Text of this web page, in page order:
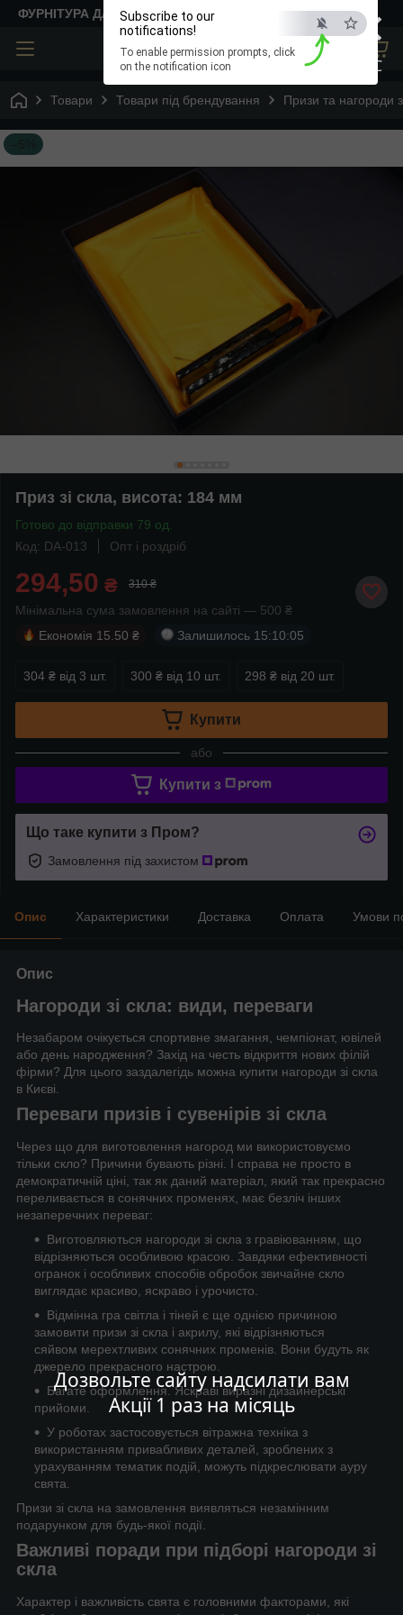
×
ESC
Дозвольте сайту надсилати вам
Акції 1 раз на місяць
Subscribe to our
notifications!
To enable permission prompts, click
on the notification icon
ФУРНІТУРА ДЛЯ ТВОРЧОСТІ
Товари Товари під брендування Призи та нагороди
Приз зі скла, висота: 184 мм
Готово до відправки 79 од.
Код: DA-013
Опт і роздріб
294,50 ₴ 310 ₴
Мінімальна сума замовлення на сайті — 500 ₴
Економія 15.50 ₴ Залишилось 15:10:05
304 ₴ від 3 шт. 300 ₴ від 10 шт. 298 ₴ від 20 шт.
Купити
або
Купити з
Що таке купити з Пром?
Замовлення під захистом
Опис Характеристики Доставка Оплата Умови
Опис
Нагороди зі скла: види, переваги
Незабаром очікується спортивне змагання, чемпіонат, ювілей
або день народження? Захід на честь відкриття нових філій
фірми? Для цього заздалегідь можна купити нагороди зі скла
в Києві.
Переваги призів і сувенірів зі скла
Через що для виготовлення нагород ми використовуємо
тільки скло? Причини бувають різні. І справа не просто в
демократичній ціні, так як даний матеріал, який так прекрасно
переливається в сонячних променях, має безліч інших
незаперечних переваг:
Виготовляються нагороди зі скла з гравіюванням, що
відрізняються особливою красою. Завдяки ефективності
огранок і особливих способів обробок звичайне скло
виглядає красиво, яскраво і урочисто.
Відмінна гра світла і тіней є ще однією причиною
замовити призи зі скла і акрилу, які відрізняються
сяйвом мерехтливих сонячних променів. Вони будуть як
джерело прекрасного настрою.
Багате оформлення. Яскраві виразні дизайнерські
прийоми.
У роботах застосовується вітражна техніка з
використанням привабливих деталей, зроблених з
урахуванням тематик подій, можуть підкреслювати ауру
свята.
Призи зі скла на замовлення виявляться незамінним
подарунком для будь-якої події.
Важливі поради при підборі нагороди зі
скла
Характер і важливість свята є головними факторами, які